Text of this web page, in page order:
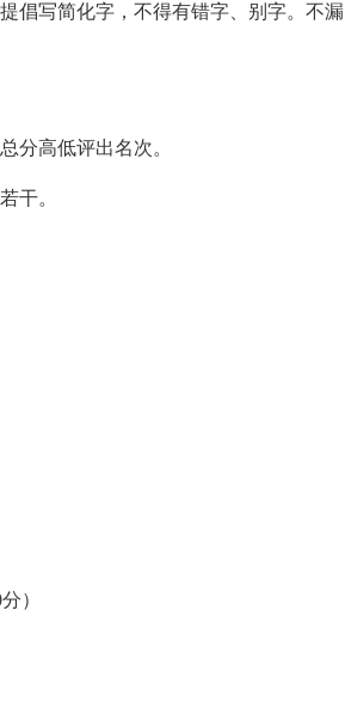
倡写简化字，不得有错字、别字。不漏
分高低评出名次。
干。
）